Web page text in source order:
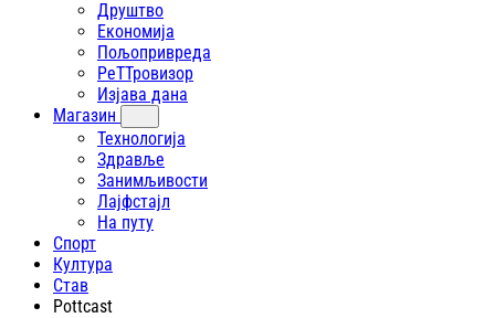
Друштво
Економија
Пољопривреда
РеТТровизор
Изјава дана
Магазин
Технологија
Здравље
Занимљивости
Лајфстajл
На путу
Спорт
Култура
Став
Pottcast